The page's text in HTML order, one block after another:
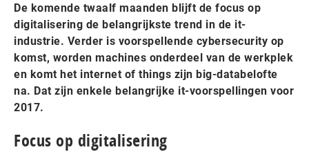
De komende twaalf maanden blijft de focus op
digitalisering de belangrijkste trend in de it-
industrie. Verder is voorspellende cybersecurity op
komst, worden machines onderdeel van de werkplek
en komt het internet of things zijn big-databelofte
na. Dat zijn enkele belangrijke it-voorspellingen voor
2017.
Focus op digitalisering